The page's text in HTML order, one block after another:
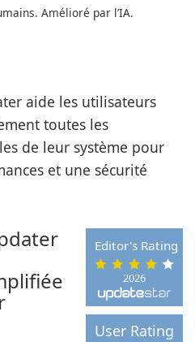
Amélioré par l’IA.
aide les utilisateurs
toutes les
de leur système pour
et une sécurité
2026
Editor's Rating
User Rating